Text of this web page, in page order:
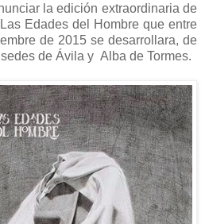
la edición extraordinaria de
Edades del Hombre que entre
de 2015 se desarrollara, de
de Ávila y Alba de Tormes.